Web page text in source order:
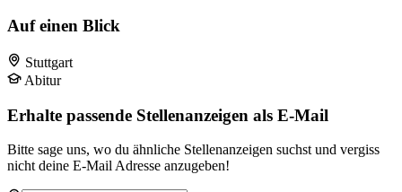
Auf einen Blick
Stuttgart
Abitur
Erhalte passende Stellenanzeigen als E-Mail
Bitte sage uns, wo du ähnliche Stellenanzeigen suchst und vergiss
nicht deine E-Mail Adresse anzugeben!